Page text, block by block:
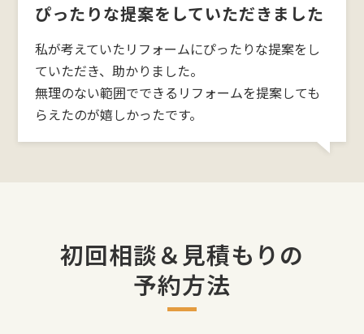
ぴったりな提案をしていただきました
私が考えていたリフォームにぴったりな提案をし
ていただき、助かりました。
無理のない範囲でできるリフォームを提案しても
らえたのが嬉しかったです。
初回相談＆見積もりの
予約方法